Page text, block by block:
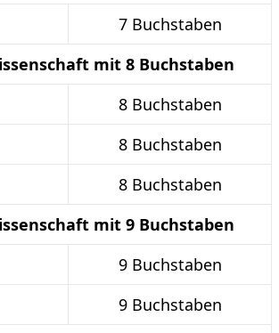
7 Buchstaben
mit 8 Buchstaben
8 Buchstaben
8 Buchstaben
8 Buchstaben
mit 9 Buchstaben
9 Buchstaben
9 Buchstaben